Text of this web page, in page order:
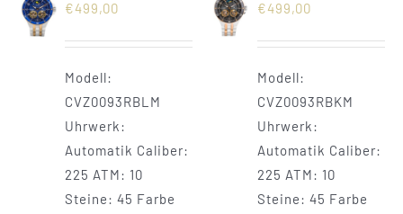
€499,00
Modell:
CVZ0093RBLM
Uhrwerk:
Automatik Caliber:
225 ATM: 10
Steine: 45 Farbe
€499,00
Modell:
CVZ0093RBKM
Uhrwerk:
Automatik Caliber:
225 ATM: 10
Steine: 45 Farbe